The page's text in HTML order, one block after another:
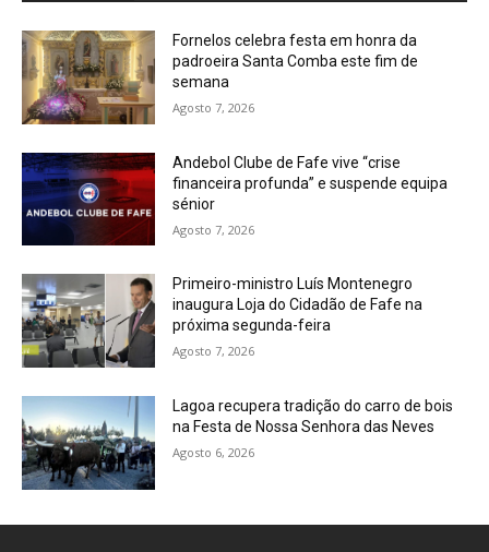
Fornelos celebra festa em honra da
padroeira Santa Comba este fim de
semana
Agosto 7, 2026
Andebol Clube de Fafe vive “crise
financeira profunda” e suspende equipa
sénior
Agosto 7, 2026
Primeiro-ministro Luís Montenegro
inaugura Loja do Cidadão de Fafe na
próxima segunda-feira
Agosto 7, 2026
Lagoa recupera tradição do carro de bois
na Festa de Nossa Senhora das Neves
Agosto 6, 2026